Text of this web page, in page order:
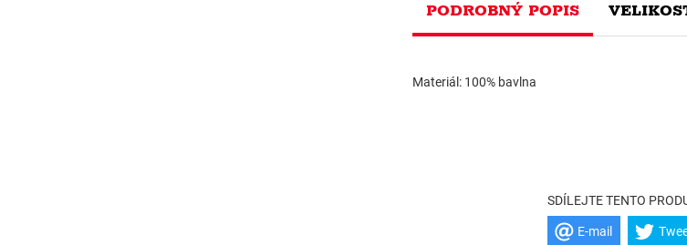
PODROBNÝ POPIS
Materiál: 100% bavlna
SDÍLEJTE TENTO
E-mail